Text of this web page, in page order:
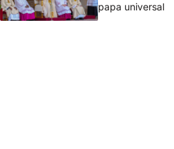
papa universal